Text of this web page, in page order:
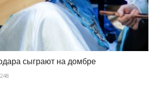
сыграют на домбре
248